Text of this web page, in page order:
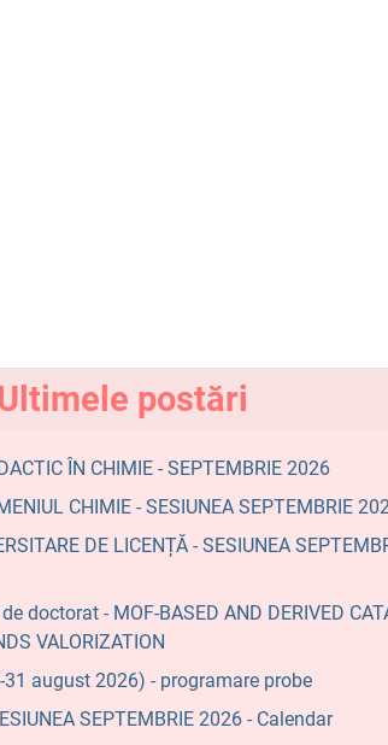
postări
ÎN CHIMIE - SEPTEMBRIE 2026
CHIMIE - SESIUNEA SEPTEMBRIE
DE LICENȚĂ - SESIUNEA
doctorat - MOF-BASED AND DERIVED
VALORIZATION
31 august 2026) - programare probe
SEPTEMBRIE 2026 - Calendar